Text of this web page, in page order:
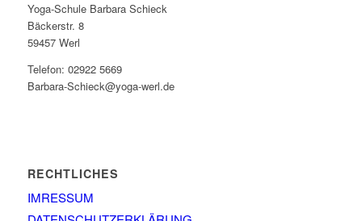
Yoga-Schule Barbara Schieck
Bäckerstr. 8
59457 Werl
Telefon: 02922 5669
Barbara-Schieck@yoga-werl.de
RECHTLICHES
IMRESSUM